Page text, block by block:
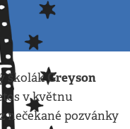
školákGreyson
v květnu
nečekané pozvánky